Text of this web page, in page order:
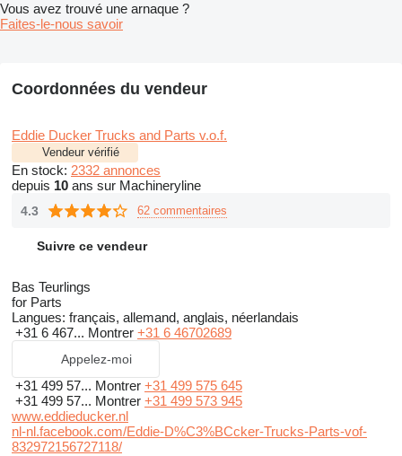
Vous avez trouvé une arnaque ?
Faites-le-nous savoir
Coordonnées du vendeur
Eddie Ducker Trucks and Parts v.o.f.
Vendeur vérifié
En stock: 2332 annonces
depuis 10 ans sur Machineryline
4.3 62 commentaires
Suivre ce vendeur
Bas Teurlings
for Parts
Langues: français, allemand, anglais, néerlandais
+31 6 467... Montrer +31 6 46702689
Appelez-moi
+31 499 57... Montrer +31 499 575 645
+31 499 57... Montrer +31 499 573 945
www.eddieducker.nl
nl-nl.facebook.com/Eddie-D%C3%BCcker-Trucks-Parts-vof-
832972156727118/